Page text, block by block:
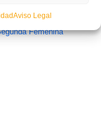
Aviso Legal
Femenina